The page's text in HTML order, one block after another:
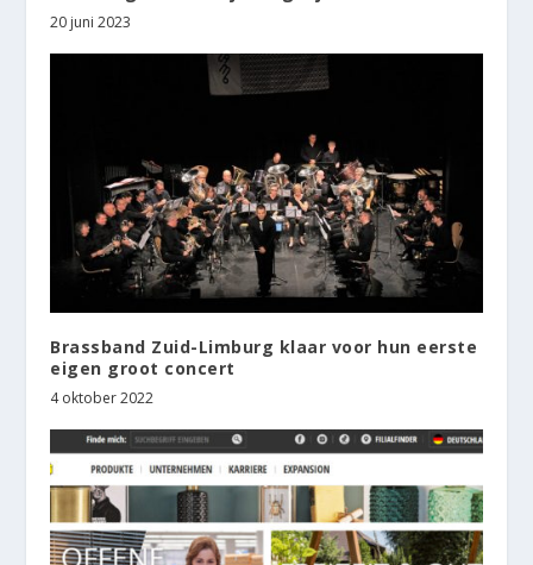
20 juni 2023
Brassband Zuid-Limburg klaar voor hun eerste
eigen groot concert
4 oktober 2022